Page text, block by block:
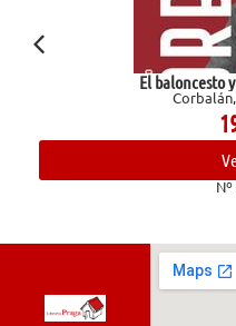
y la vida (Memorias)
Nº 680992